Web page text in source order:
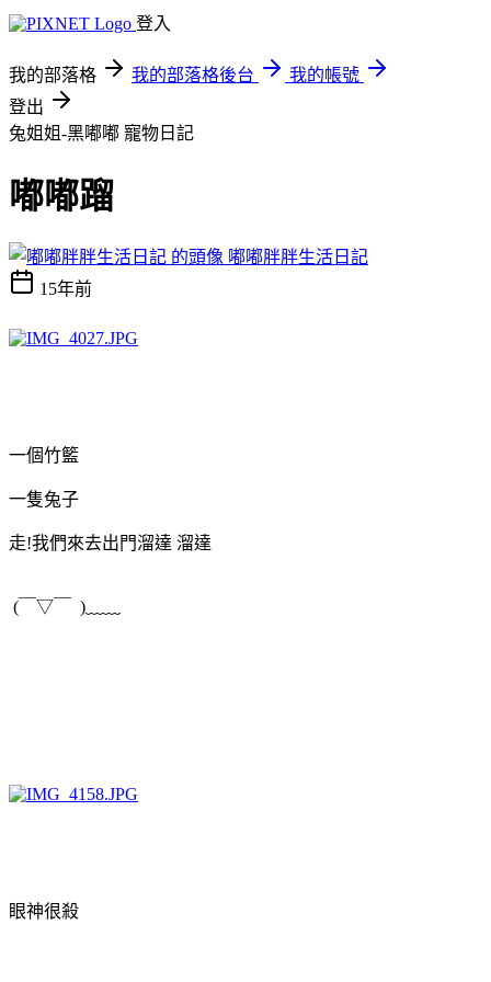
登入
我的部落格 我的部落格後台
我的帳號
登出
兔姐姐-黑嘟嘟 寵物日記
嘟嘟蹓
嘟嘟胖胖生活日記
15年前
一個竹籃
一隻兔子
走!我們來去出門溜達 溜達
(￣▽￣ )﹏﹏
眼神很殺